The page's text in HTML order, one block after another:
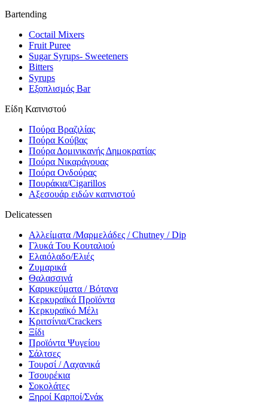
Bartending
Coctail Mixers
Fruit Puree
Sugar Syrups- Sweeteners
Bitters
Syrups
Εξοπλισμός Bar
Είδη Καπνιστού
Πούρα Βραζιλίας
Πούρα Κούβας
Πούρα Δομινικανής Δημοκρατίας
Πούρα Νικαράγουας
Πούρα Ονδούρας
Πουράκια/Cigarillos
Αξεσουάρ ειδών καπνιστού
Delicatessen
Αλλείματα /Μαρμελάδες / Chutney / Dip
Γλυκά Του Κουταλιού
Ελαιόλαδο/Ελιές
Ζυμαρικά
Θαλασσινά
Καρυκεύματα / Βότανα
Κερκυραϊκά Προϊόντα
Κερκυραϊκό Μέλι
Κριτσίνια/Crackers
Ξίδι
Προϊόντα Ψυγείου
Σάλτσες
Τουρσί / Λαχανικά
Τσουρέκια
Σοκολάτες
Ξηροί Καρποί/Σνάκ